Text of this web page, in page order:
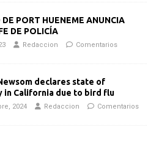
DE PORT HUENEME ANUNCIA
DE POLICÍA
Redaccion
Comentarios
declares state of
in California due to bird flu
2024 Redaccion
Comentarios